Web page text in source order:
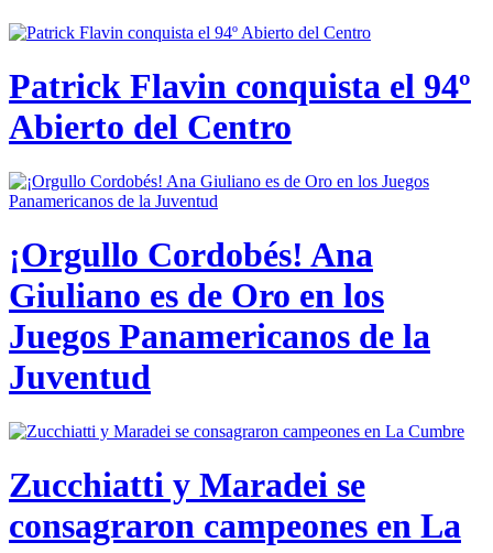
Patrick Flavin conquista el 94º
Abierto del Centro
¡Orgullo Cordobés! Ana
Giuliano es de Oro en los
Juegos Panamericanos de la
Juventud
Zucchiatti y Maradei se
consagraron campeones en La